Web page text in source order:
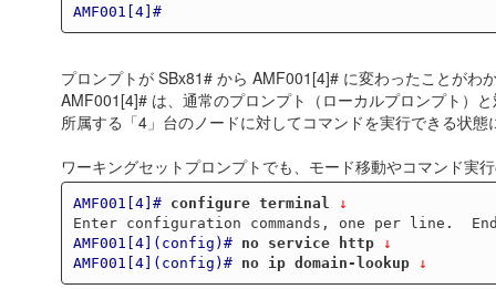
AMF001[4]#
プロンプトが SBx81# から AMF001[4]# に変わったことがわ
AMF001[4]# は、通常のプロンプト（ローカルプロンプト）
所属する「4」台のノードに対してコマンドを実行できる状
ワーキングセットプロンプトでも、モード移動やコマンド実
AMF001[4]# configure terminal ↓
AMF001[4](config)# no service http ↓
AMF001[4](config)#
no ip domain-lookup ↓